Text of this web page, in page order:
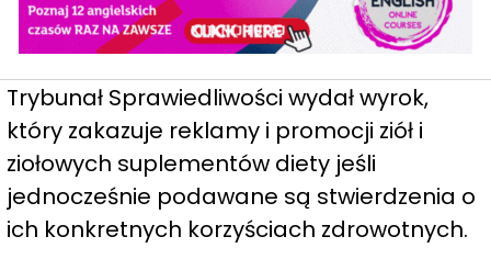
Trybunał Sprawiedliwości wydał wyrok,
który zakazuje reklamy i promocji ziół i
ziołowych suplementów diety jeśli
jednocześnie podawane są stwierdzenia o
ich konkretnych korzyściach zdrowotnych.